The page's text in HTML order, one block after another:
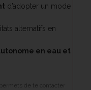
d’adopter un mode
alternatifs en
en eau et
de te contacter